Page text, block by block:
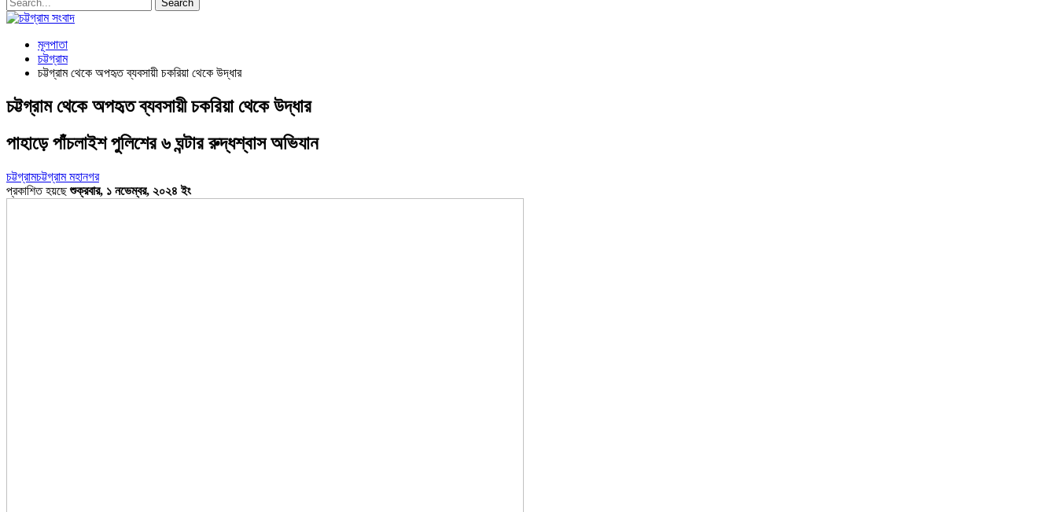
মূলপাতা
চট্টগ্রাম
চট্টগ্রাম থেকে অপহৃত ব্যবসায়ী চকরিয়া থেকে উদ্ধার
চট্টগ্রাম থেকে অপহৃত ব্যবসায়ী চকরিয়া থেকে উদ্ধার
পাহাড়ে পাঁচলাইশ পুলিশের ৬ ঘন্টার রুদ্ধশ্বাস অভিযান
চট্টগ্রামচট্টগ্রাম মহানগর
প্রকাশিত হয়ছেশুক্রবার, ১ নভেম্বর, ২০২৪ ইং